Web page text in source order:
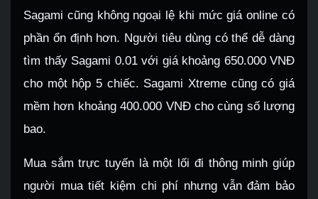
Sagami cũng không ngoại lệ khi mức giá online có
phần ổn định hơn. Người tiêu dùng có thể dễ dàng
tìm thấy Sagami 0.01 với giá khoảng 650.000 VNĐ
cho một hộp 5 chiếc. Sagami Xtreme cũng có giá
mềm hơn khoảng 400.000 VNĐ cho cùng số lượng
bao.
Mua sắm trực tuyến là một lối đi thông minh giúp
người mua tiết kiệm chi phí nhưng vẫn đảm bảo